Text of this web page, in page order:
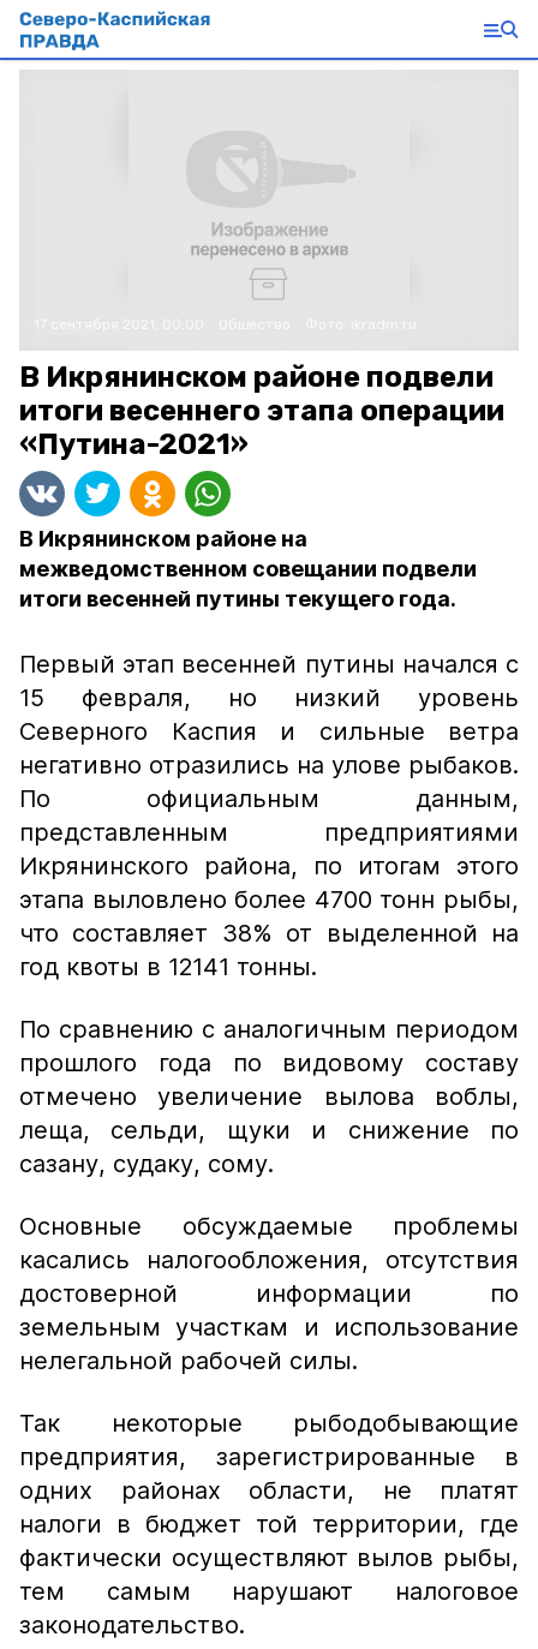
В Икрянинском районе подвели
итоги весеннего этапа операции
«Путина-2021»
В Икрянинском районе на
межведомственном совещании подвели
итоги весенней путины текущего года.
Первый этап весенней путины начался с
15 февраля, но низкий уровень
Северного Каспия и сильные ветра
негативно отразились на улове рыбаков.
По официальным данным,
представленным предприятиями
Икрянинского района, по итогам этого
этапа выловлено более 4700 тонн рыбы,
что составляет 38% от выделенной на
год квоты в 12141 тонны.
По сравнению с аналогичным периодом
прошлого года по видовому составу
отмечено увеличение вылова воблы,
леща, сельди, щуки и снижение по
сазану, судаку, сому.
Основные обсуждаемые проблемы
касались налогообложения, отсутствия
достоверной информации по
земельным участкам и использование
нелегальной рабочей силы.
Так некоторые рыбодобывающие
предприятия, зарегистрированные в
одних районах области, не платят
налоги в бюджет той территории, где
фактически осуществляют вылов рыбы,
тем самым нарушают налоговое
законодательство.